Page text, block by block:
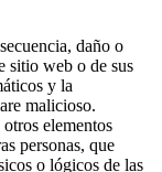
daño o
sitio web o de sus
y la
malicioso.
elementos
personas, que
o lógicos de las